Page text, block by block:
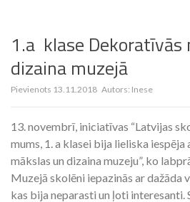
1.a klase Dekoratīvās
dizaina muzejā
Pievienots 13.11.2018 Autors: Inese
13. novembrī, iniciatīvas “Latvijas
mums, 1. a klasei bija lieliska
mākslas un dizaina muzeju”, ko
Muzejā skolēni iepazinās ar dažāda
kas bija neparasti un ļoti interesanti.